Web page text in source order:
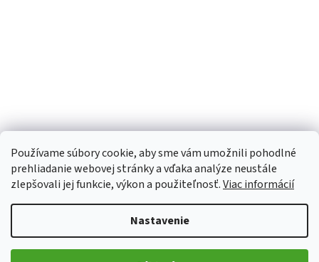
Používame súbory cookie, aby sme vám umožnili pohodlné
prehliadanie webovej stránky a vďaka analýze neustále
zlepšovali jej funkcie, výkon a použiteľnosť.Viac informácií
Nastavenie